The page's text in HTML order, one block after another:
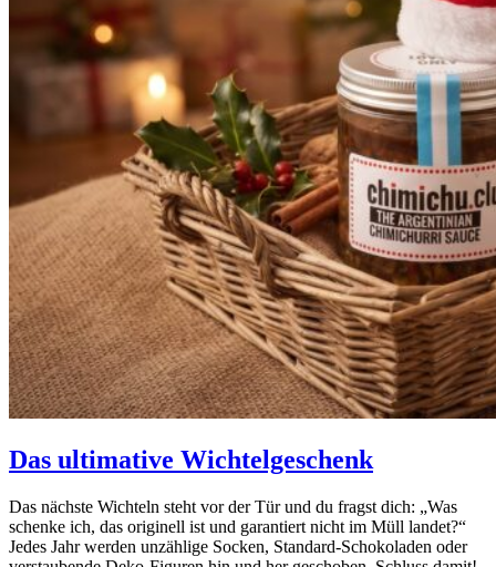
Das ultimative Wichtelgeschenk
Das nächste Wichteln steht vor der Tür und du fragst dich: „Was
schenke ich, das originell ist und garantiert nicht im Müll landet?“
Jedes Jahr werden unzählige Socken, Standard-Schokoladen oder